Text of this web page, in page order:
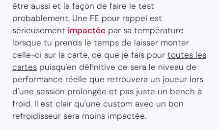
être aussi et la façon de faire le test
probablement. Une FE pour rappel est
sérieusement impactée par sa température
lorsque tu prends le temps de laisser monter
celle-ci sur la carte, ce que je fais pour toutes les
cartes puisqu'en définitive ce sera le niveau de
performance réelle que retrouvera un joueur lors
d'une session prolongée et pas juste un bench à
froid. Il est clair qu'une custom avec un bon
refroidisseur sera moins impactée.